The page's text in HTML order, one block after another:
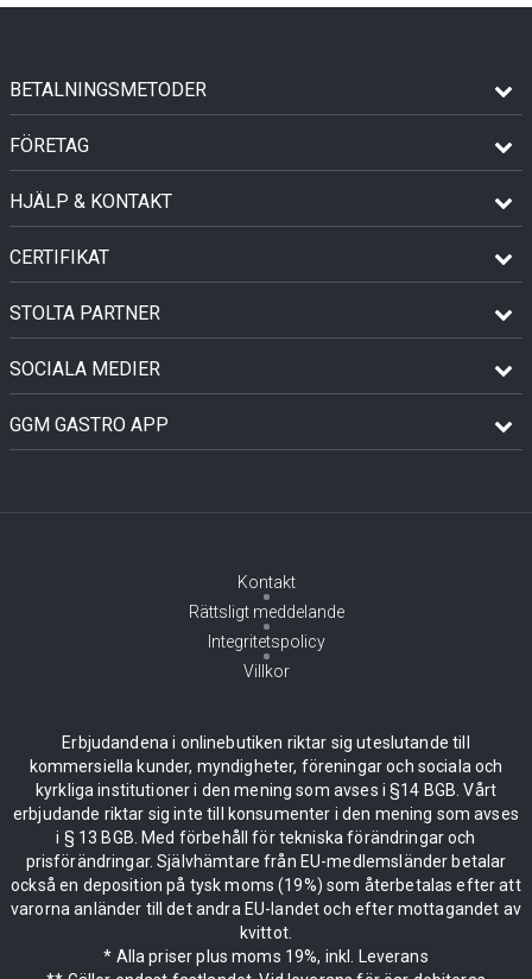
BETALNINGSMETODER
FÖRETAG
HJÄLP & KONTAKT
CERTIFIKAT
STOLTA PARTNER
SOCIALA MEDIER
GGM GASTRO APP
Kontakt
Rättsligt meddelande
Integritetspolicy
Villkor
Erbjudandena i onlinebutiken riktar sig uteslutande till
kommersiella kunder, myndigheter, föreningar och sociala och
kyrkliga institutioner i den mening som avses i §14 BGB. Vårt
erbjudande riktar sig inte till konsumenter i den mening som avses
i § 13 BGB. Med förbehåll för tekniska förändringar och
prisförändringar. Självhämtare från EU-medlemsländer betalar
också en deposition på tysk moms (19%) som återbetalas efter att
varorna anländer till det andra EU-landet och efter mottagandet av
kvittot.
* Alla priser plus moms 19%, inkl. Leverans